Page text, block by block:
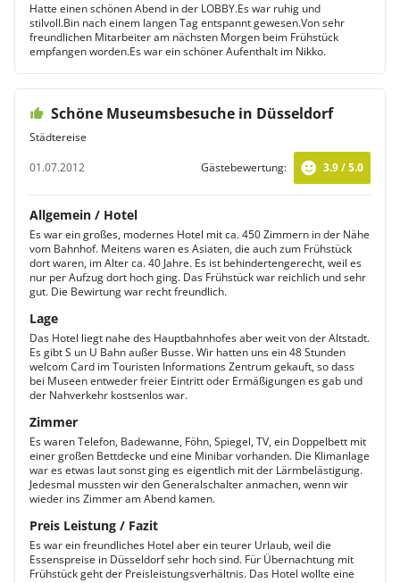
Hatte einen schönen Abend in der LOBBY.Es war ruhig und
stilvoll.Bin nach einem langen Tag entspannt gewesen.Von sehr
freundlichen Mitarbeiter am nächsten Morgen beim Frühstück
empfangen worden.Es war ein schöner Aufenthalt im Nikko.
Schöne Museumsbesuche in Düsseldorf
Städtereise
01.07.2012
Gästebewertung: 3.9 / 5.0
Allgemein / Hotel
Es war ein großes, modernes Hotel mit ca. 450 Zimmern in der Nähe
vom Bahnhof. Meitens waren es Asiaten, die auch zum Frühstück
dort waren, im Alter ca. 40 Jahre. Es ist behindertengerecht, weil es
nur per Aufzug dort hoch ging. Das Frühstück war reichlich und sehr
gut. Die Bewirtung war recht freundlich.
Lage
Das Hotel liegt nahe des Hauptbahnhofes aber weit von der Altstadt.
Es gibt S un U Bahn außer Busse. Wir hatten uns ein 48 Stunden
welcom Card im Touristen Informations Zentrum gekauft, so dass
bei Museen entweder freier Eintritt oder Ermäßigungen es gab und
der Nahverkehr kostsenlos war.
Zimmer
Es waren Telefon, Badewanne, Föhn, Spiegel, TV, ein Doppelbett mit
einer großen Bettdecke und eine Minibar vorhanden. Die Klimanlage
war es etwas laut sonst ging es eigentlich mit der Lärmbelästigung.
Jedesmal mussten wir den Generalschalter anmachen, wenn wir
wieder ins Zimmer am Abend kamen.
Preis Leistung / Fazit
Es war ein freundliches Hotel aber ein teurer Urlaub, weil die
Essenspreise in Düsseldorf sehr hoch sind. Für Übernachtung mit
Frühstück geht der Preisleistungsverhältnis. Das Hotel wollte eine